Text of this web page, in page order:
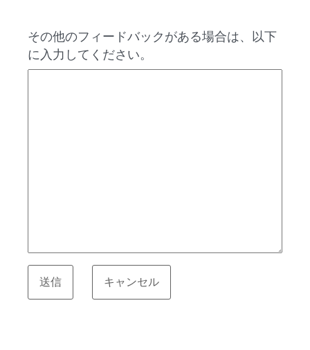
その他のフィードバックがある場合は、以下
に入力してください。